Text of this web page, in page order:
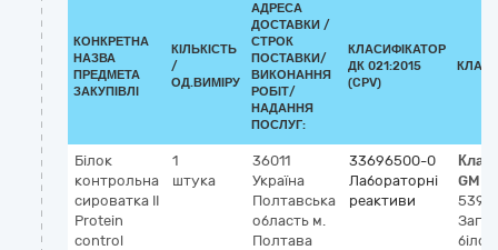
КОНКРЕТНА
НАЗВА
ПРЕДМЕТА
ЗАКУПІВЛІ
КІЛЬКІСТЬ
/
ОД.ВИМІРУ
АДРЕСА
ДОСТАВКИ /
СТРОК
ПОСТАВКИ/
ВИКОНАННЯ
РОБІТ/
НАДАННЯ
ПОСЛУГ:
КЛАСИФІКАТОР
ДК 021:2015
(CPV)
Білок
контрольна
сироватка ІІ
Protein
control
1
штука
36011
Україна
Полтавська
область м.
Полтава
33696500-0
Лабораторні
реактиви
білок